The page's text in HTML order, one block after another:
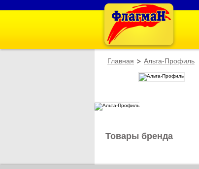
Главная Альта-Профиль
Товары бренда